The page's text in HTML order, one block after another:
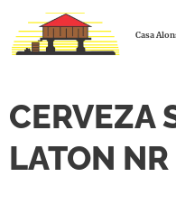
Casa
CERVEZA
LATON